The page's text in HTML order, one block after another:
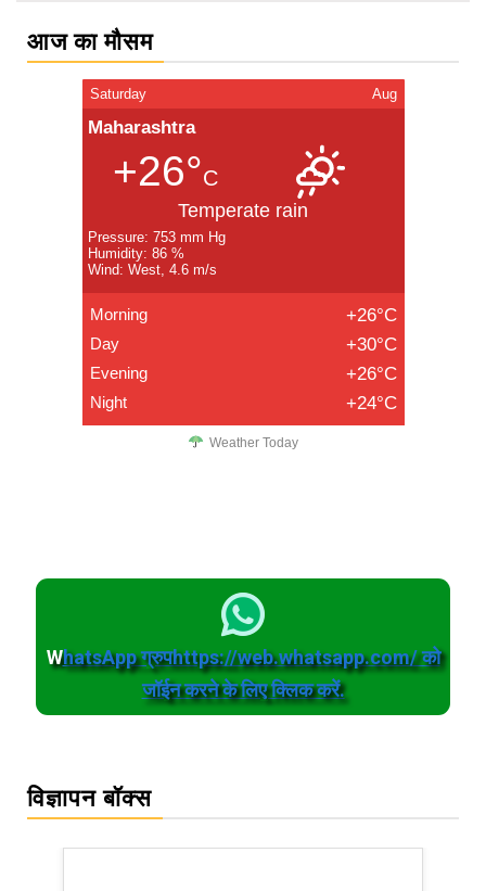
आज का मौसम
Saturday Aug
Maharashtra
+26°C
Temperate rain
Pressure: 753 mm Hg
Humidity: 86 %
Wind: West, 4.6 m/s
Morning +26°C
Day +30°C
Evening +26°C
Night +24°C
Weather Today
WhatsApp ग्रुपhttps://web.whatsapp.com/ को
जॉईन करने के लिए क्लिक करें.
विज्ञापन बॉक्स